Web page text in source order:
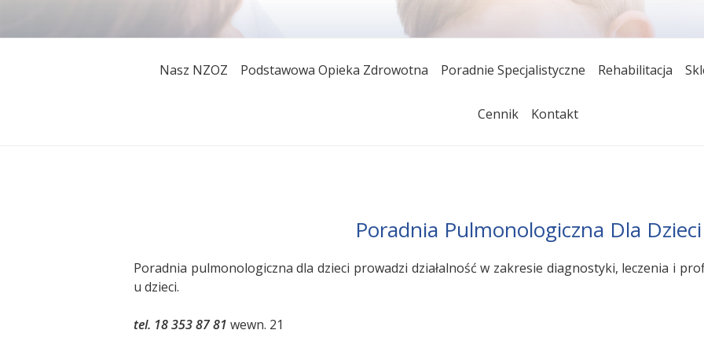
NIEPUBLICZNY ZAKŁAD OPIEKI
W naszym zakładzie pacjenci mogą korzystać z kompleksowej opieki medycznej począwszy od
Nasz NZOZ Podstawowa Opieka Zdrowotna Poradnie Specjalistyczne Rehabilitacja
Cennik Kontakt
Poradnia Pulmonologiczna Dla Dzieci
Poradnia pulmonologiczna dla dzieci prowadzi działalność w zakresie diagnostyki, leczenia i
u dzieci.
tel. 18 353 87 81 wewn. 21